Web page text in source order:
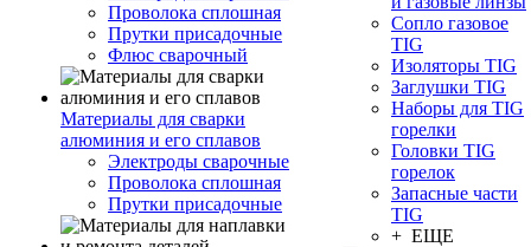
Проволока сплошная
Прутки присадочные
Флюс сварочный
Материалы для сварки
алюминия и его сплавов
Электроды сварочные
Проволока сплошная
Прутки присадочные
Сопло газовое
TIG
Изоляторы TIG
Заглушки TIG
Наборы для TIG
горелки
Головки TIG
горелок
Запасные части
TIG
+ ЕЩЕ